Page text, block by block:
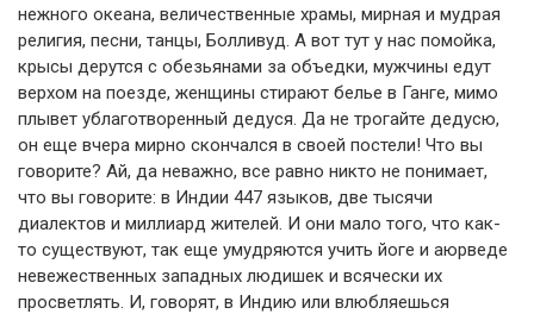
нежного океана, величественные храмы, мирная и мудрая
религия, песни, танцы, Болливуд. А вот тут у нас помойка,
крысы дерутся с обезьянами за объедки, мужчины едут
верхом на поезде, женщины стирают белье в Ганге, мимо
плывет ублаготворенный дедуся. Да не трогайте дедусю,
он еще вчера мирно скончался в своей постели! Что вы
говорите? Ай, да неважно, все равно никто не понимает,
что вы говорите: в Индии 447 языков, две тысячи
диалектов и миллиард жителей. И они мало того, что как-
то существуют, так еще умудряются учить йоге и аюрведе
невежественных западных людишек и всячески их
просветлять. И, говорят, в Индию или влюбляешься